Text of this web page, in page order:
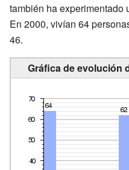
también ha experimentado
En 2000, vivían 64
46.
Gráfica de evolución